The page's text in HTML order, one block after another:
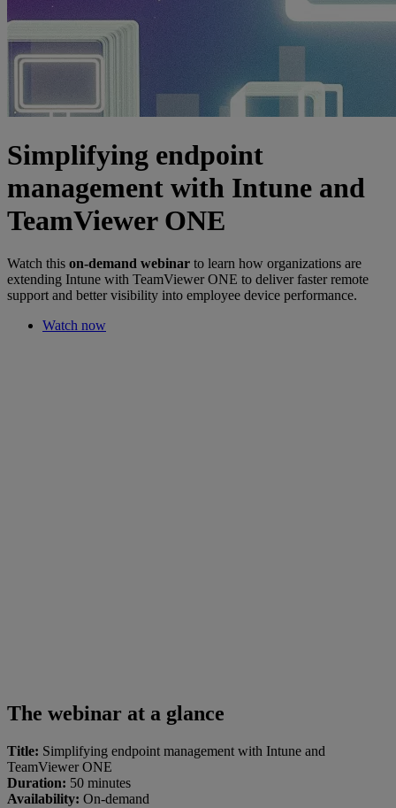
Simplifying endpoint
management with Intune and
TeamViewer ONE
Watch this on-demand webinar to learn how organizations are
extending Intune with TeamViewer ONE to deliver faster remote
support and better visibility into employee device performance.
Watch now
The webinar at a glance
Title: Simplifying endpoint management with Intune and
TeamViewer ONE
Duration: 50 minutes
Availability: On-demand